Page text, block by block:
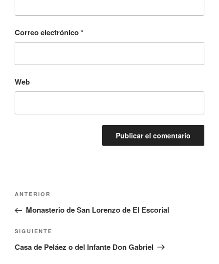
Correo electrónico*
Web
Navegación
entradas
Entrada
anterior:
ANTERIOR
Monasterio de San Lorenzo de El Escorial
Siguiente
entrada
SIGUIENTE
Casa de Peláez o del Infante Don Gabriel